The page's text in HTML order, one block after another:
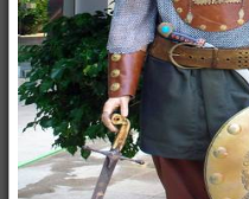
Show Kostümleri
Canlı Heykel Kostümleri
Kanatlar
Hizmetlerimiz
İletişim